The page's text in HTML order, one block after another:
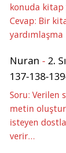
konuda kitap
Cevap: Bir
Nuran - 2.
137-138-
Soru: Verilen
metin
isteyen
verir…